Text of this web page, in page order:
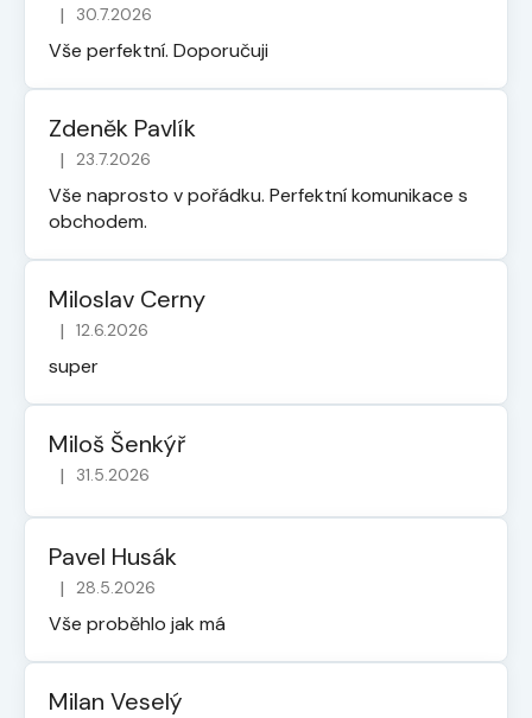
Hodnocení obchodu je 5 z 5 hvězdiček.
| 30.7.2026
Vše perfektní. Doporučuji
Zdeněk Pavlík
Hodnocení obchodu je 5 z 5 hvězdiček.
| 23.7.2026
Vše naprosto v pořádku. Perfektní komunikace s
obchodem.
Miloslav Cerny
Hodnocení obchodu je 5 z 5 hvězdiček.
| 12.6.2026
super
Miloš Šenkýř
Hodnocení obchodu je 5 z 5 hvězdiček.
| 31.5.2026
Pavel Husák
Hodnocení obchodu je 5 z 5 hvězdiček.
| 28.5.2026
Vše proběhlo jak má
Milan Veselý